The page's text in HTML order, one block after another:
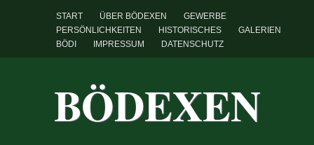
START ÜBER BÖDEXEN
GEWERBE
PERSÖNLICHKEITEN
HISTORISCHES
GALERIEN
BÖDI
IMPRESSUM DATENSCHUTZ
BÖDEXEN